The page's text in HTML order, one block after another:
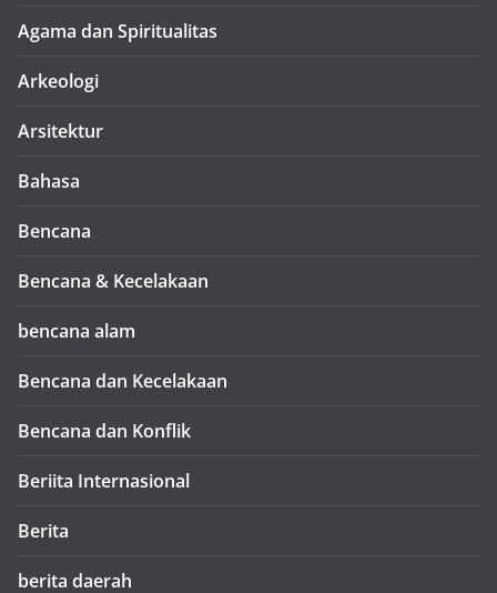
Agama dan Spiritualitas
Arkeologi
Arsitektur
Bahasa
Bencana
Bencana & Kecelakaan
bencana alam
Bencana dan Kecelakaan
Bencana dan Konflik
Beriita Internasional
Berita
berita daerah